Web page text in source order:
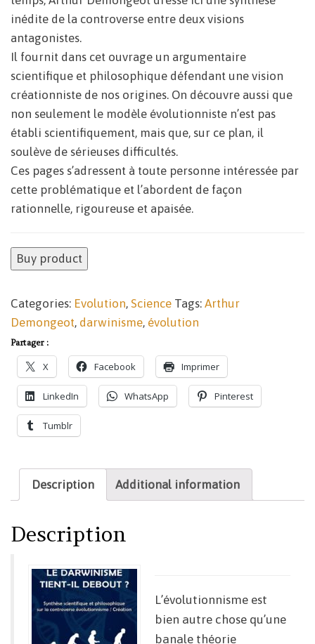
inédite de la controverse entre deux visions
antagonistes.
Il fournit dans cet ouvrage un argumentaire
scientifique et philosophique défendant une vision
créationniste de nos origines. On découvre aussi que
non seulement le modèle évolutionniste n’est pas
établi scientifiquement, mais que, sur ce plan, il
soulève de sérieuses difficultés.
Ces pages s’adressent à toute personne intéressée par
cette problématique et l’abordent de façon
rationnelle, rigoureuse et apaisée.
Buy product
Categories: Evolution, Science Tags: Arthur
Demongeot, darwinisme, évolution
Partager :
X Facebook Imprimer
LinkedIn WhatsApp Pinterest
Tumblr
Description Additional information
Description
L’évolutionnisme est
bien autre chose qu’une
banale théorie